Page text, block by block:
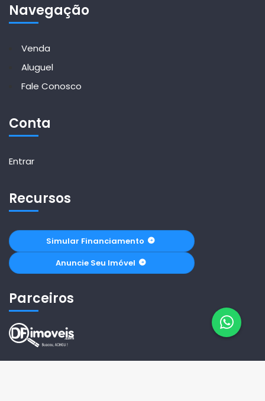
Navegação
Venda
Aluguel
Fale Conosco
Conta
Entrar
Recursos
Simular Financiamento
Anuncie Seu Imóvel
Parceiros